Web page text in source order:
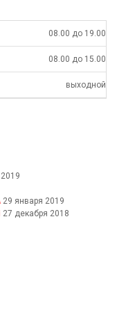
08.00 до 19.00
08.00 до 15.00
выходной
29 января 2019
27 декабря 2018